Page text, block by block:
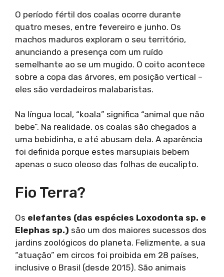
O período fértil dos coalas ocorre durante
quatro meses, entre fevereiro e junho. Os
machos maduros exploram o seu território,
anunciando a presença com um ruído
semelhante ao se um mugido. O coito acontece
sobre a copa das árvores, em posição vertical –
eles são verdadeiros malabaristas.
Na língua local, “koala” significa “animal que não
bebe”. Na realidade, os coalas são chegados a
uma bebidinha, e até abusam dela. A aparência
foi definida porque estes marsupiais bebem
apenas o suco oleoso das folhas de eucalipto.
Fio Terra?
Os elefantes (das espécies Loxodonta sp. e
Elephas sp.) são um dos maiores sucessos dos
jardins zoológicos do planeta. Felizmente, a sua
“atuação” em circos foi proibida em 28 países,
inclusive o Brasil (desde 2015). São animais